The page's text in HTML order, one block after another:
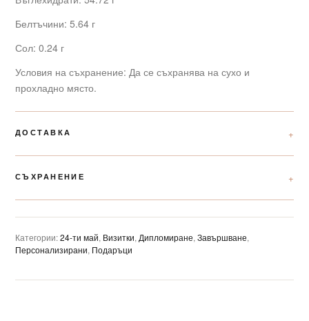
Белтъчини: 5.64 г
Сол: 0.24 г
Условия на съхранение: Да се съхранява на сухо и
прохладно място.
ДОСТАВКА
СЪХРАНЕНИЕ
Категории:24-ти май, Визитки, Дипломиране, Завършване,
Персонализирани, Подаръци